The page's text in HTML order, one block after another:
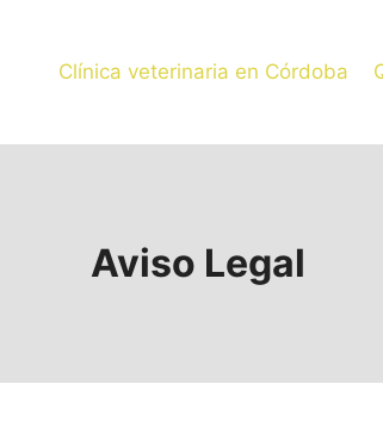
Clínica veterinaria en Córdoba
Aviso Legal